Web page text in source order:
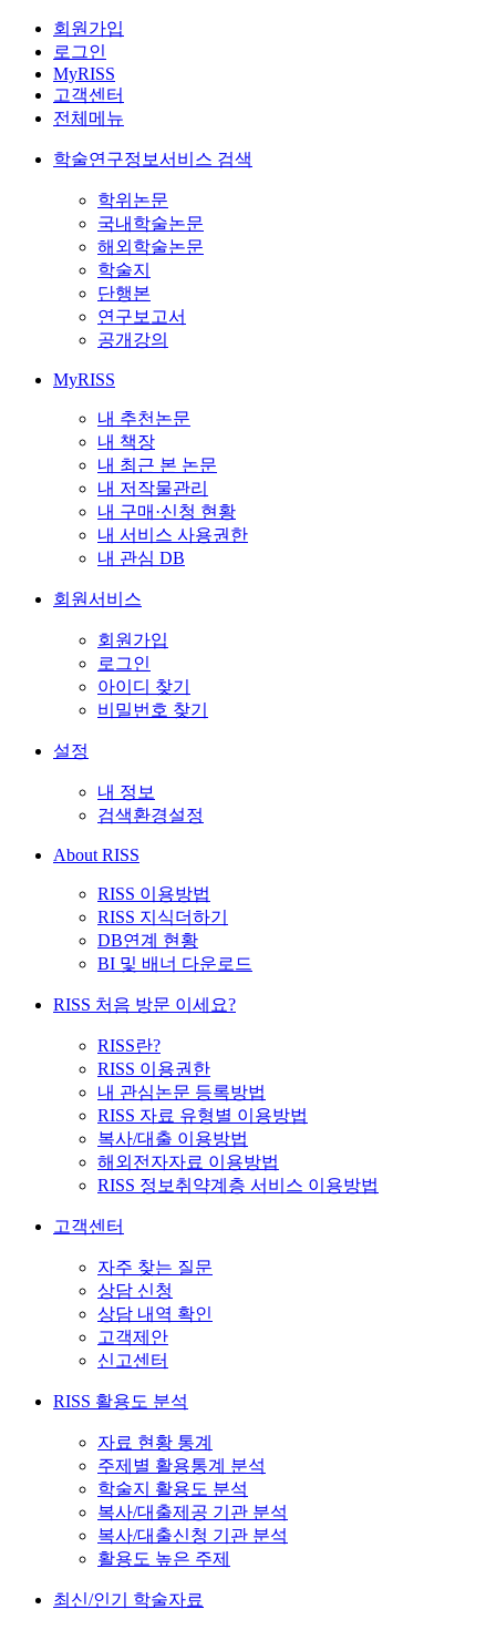
회원가입
로그인
MyRISS
고객센터
전체메뉴
학술연구정보서비스 검색
학위논문
국내학술논문
해외학술논문
학술지
단행본
연구보고서
공개강의
MyRISS
내 추천논문
내 책장
내 최근 본 논문
내 저작물관리
내 구매·신청 현황
내 서비스 사용권한
내 관심 DB
회원서비스
회원가입
로그인
아이디 찾기
비밀번호 찾기
설정
내 정보
검색환경설정
About RISS
RISS 이용방법
RISS 지식더하기
DB연계 현황
BI 및 배너 다운로드
RISS 처음 방문 이세요?
RISS란?
RISS 이용권한
내 관심논문 등록방법
RISS 자료 유형별 이용방법
복사/대출 이용방법
해외전자자료 이용방법
RISS 정보취약계층 서비스 이용방법
고객센터
자주 찾는 질문
상담 신청
상담 내역 확인
고객제안
신고센터
RISS 활용도 분석
자료 현황 통계
주제별 활용통계 분석
학술지 활용도 분석
복사/대출제공 기관 분석
복사/대출신청 기관 분석
활용도 높은 주제
최신/인기 학술자료